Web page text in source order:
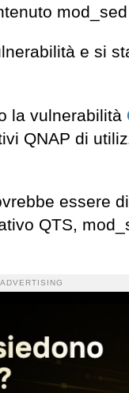
e si
la vulnerabilità
QNAP di
essere
QTS,
ADVERTISING